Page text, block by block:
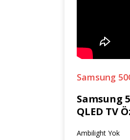
Samsung
Samsung
QLED TV
Ambilight Yok